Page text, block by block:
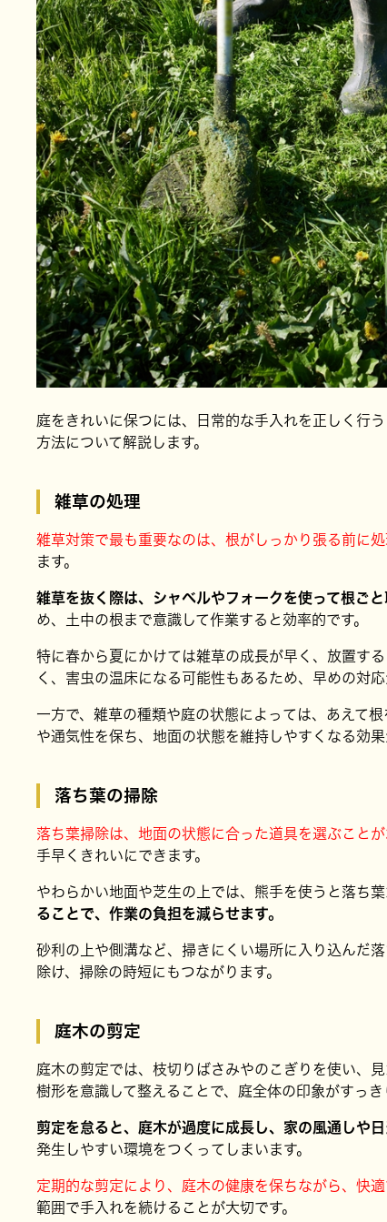
庭をきれいに保つには、日常的な手入れを正しく行
方法について解説します。
雑草の処理
雑草対策で最も重要なのは、根がしっかり張る前に処
ます。
雑草を抜く際は、シャベルやフォークを使って根ごと
め、土中の根まで意識して作業すると効率的です。
特に春から夏にかけては雑草の成長が早く、放置す
く、害虫の温床になる可能性もあるため、早めの対応
一方で、雑草の種類や庭の状態によっては、あえて
や通気性を保ち、地面の状態を維持しやすくなる効果
落ち葉の掃除
落ち葉掃除は、地面の状態に合った道具を選ぶことが
手早くきれいにできます。
やわらかい地面や芝生の上では、熊手を使うと落ち
ることで、作業の負担を減らせます。
砂利の上や側溝など、掃きにくい場所に入り込んだ
除け、掃除の時短にもつながります。
庭木の剪定
庭木の剪定では、枝切りばさみやのこぎりを使い、
樹形を意識して整えることで、庭全体の印象がすっき
剪定を怠ると、庭木が過度に成長し、家の風通しや日
発生しやすい環境をつくってしまいます。
定期的な剪定により、庭木の健康を保ちながら、快適
範囲で手入れを続けることが大切です。